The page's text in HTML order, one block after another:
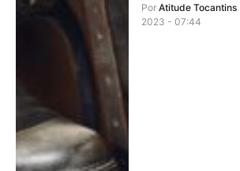
Por Atitude Tocantins
2023 - 07:44